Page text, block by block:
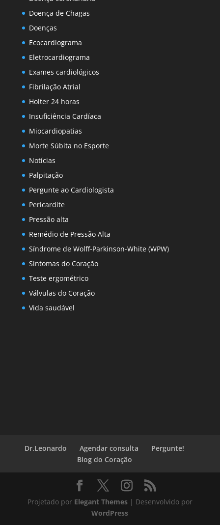
Doença de Chagas
Doenças
Ecocardiograma
Eletrocardiograma
Exames cardiológicos
Fibrilação Atrial
Holter 24 horas
Insuficiência Cardíaca
Miocardiopatias
Morte Súbita no Esporte
Notícias
Palpitação
Pergunte ao Cardiologista
Pericardite
Pressão alta
Remédio de Pressão Alta
Síndrome de Wolff-Parkinson-White (WPW)
Sintomas do Coração
Teste ergométrico
Válvulas do Coração
Vida saudável
Dr.Leonardo Agendar consulta
Pergunte!
Blog do Coração
Projetado por Elegant Themes| Desenvolvido por
WordPress